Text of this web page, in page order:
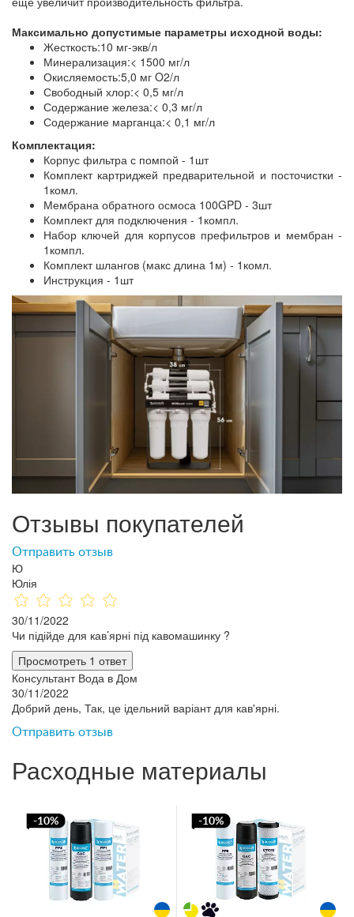
Максимально допустимые параметры исходной воды:
Жесткость:10 мг-экв/л
Минерализация:< 1500 мг/л
Окисляемость:5,0 мг O2/л
Свободный хлор:< 0,5 мг/л
Содержание железа:< 0,3 мг/л
Содержание марганца:< 0,1 мг/л
Комплектация:
Корпус фильтра с помпой - 1шт
Комплект картриджей предварительной и посточистки -
1комл.
Мембрана обратного осмоса 100GPD - 3шт
Комплект для подключения - 1компл.
Набор ключей для корпусов префильтров и мембран -
1компл.
Комплект шлангов (макс длина 1м) - 1комл.
Инструкция - 1шт
Отзывы покупателей
Отправить отзыв
Ю
Юлія
30/11/2022
Чи підійде для кав’ярні під кавомашинку ?
Просмотреть 1 ответ
Консультант Вода в Дом
30/11/2022
Добрий день, Так, це ідельний варіант для кав'ярні.
Отправить отзыв
Расходные материалы
-10% -10%